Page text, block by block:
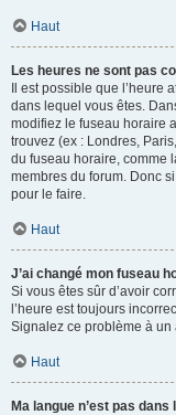
Haut
Les heures ne sont pas
Il est possible que l’heure
dans lequel vous êtes.
modifiez le fuseau horaire
trouvez (ex : Londres,
du fuseau horaire, comme
membres du forum. Donc
pour le faire.
Haut
J’ai changé mon fuseau
Si vous êtes sûr d’avoir
l’heure est toujours
Signalez ce problème à un
Haut
Ma langue n’est pas dans